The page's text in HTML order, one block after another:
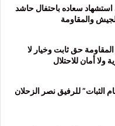
سعاده باحتفال حاشد
والمقاومة
حق ثابت وخيار لا
أمان للاحتلال
الثبات” للرفيق نصر الزحلان